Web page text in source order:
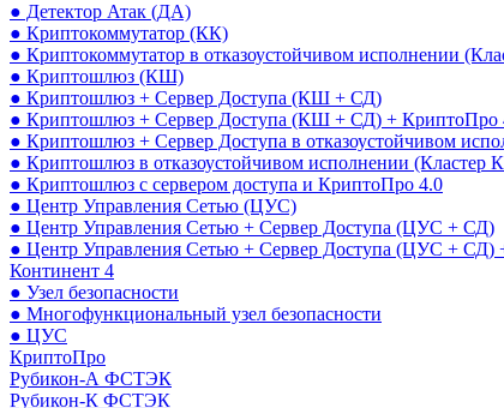
● Детектор Атак (ДА)
● Криптокоммутатор (КК)
● Криптокоммутатор в отказоустойчивом исполнении
● Криптошлюз (КШ)
● Криптошлюз + Сервер Доступа (КШ + СД)
● Криптошлюз + Сервер Доступа (КШ + СД) + КриптоПро
● Криптошлюз + Сервер Доступа в отказоустойчивом
● Криптошлюз в отказоустойчивом исполнении (Кластер
● Криптошлюз с сервером доступа и КриптоПро 4.0
● Центр Управления Сетью (ЦУС)
● Центр Управления Сетью + Сервер Доступа (ЦУС + СД)
● Центр Управления Сетью + Сервер Доступа (ЦУС + СД)
Континент 4
● Узел безопасности
● Многофункциональный узел безопасности
● ЦУС
КриптоПро
Рубикон-А ФСТЭК
Рубикон-К ФСТЭК